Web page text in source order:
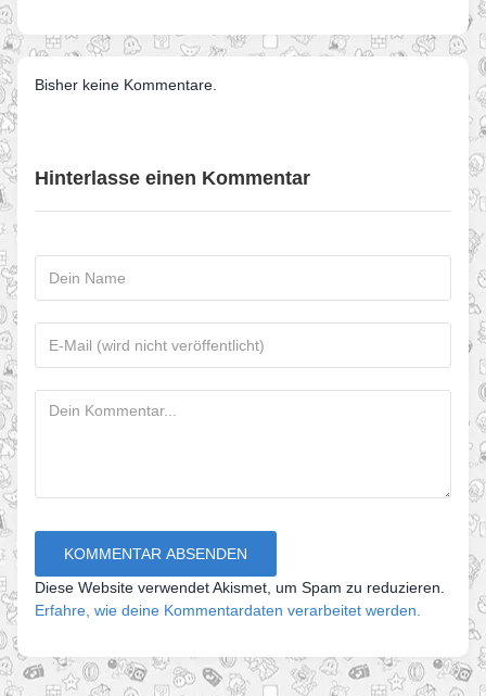
Bisher keine Kommentare.
Hinterlasse einen Kommentar
Diese Website verwendet Akismet, um Spam zu reduzieren.
Erfahre, wie deine Kommentardaten verarbeitet werden.